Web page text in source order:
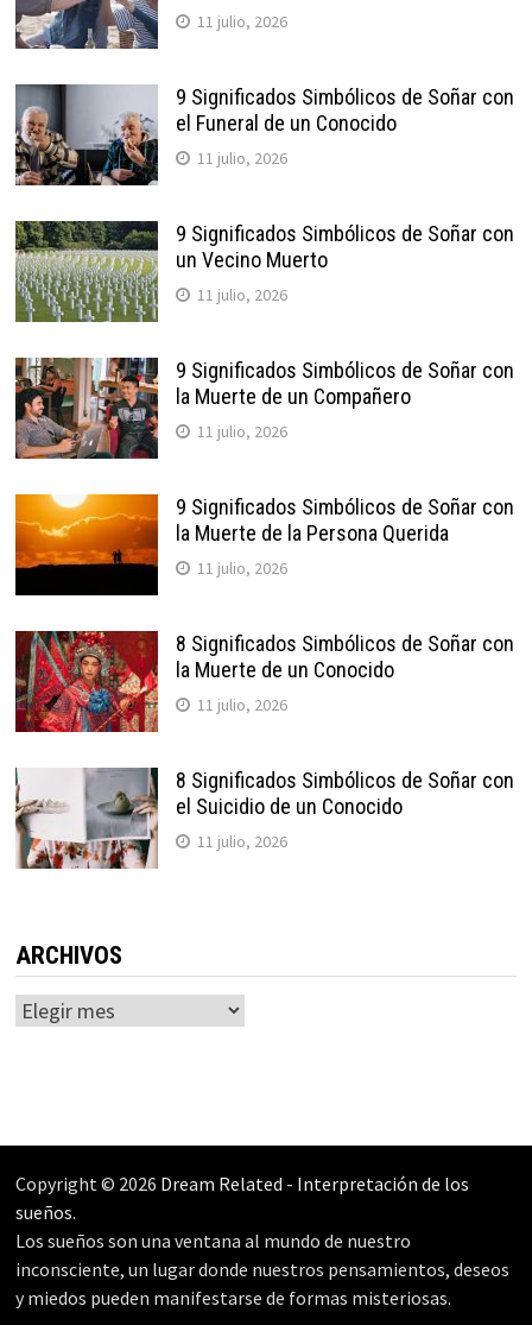
11 julio, 2026
9 Significados Simbólicos de Soñar con
el Funeral de un Conocido
11 julio, 2026
9 Significados Simbólicos de Soñar con
un Vecino Muerto
11 julio, 2026
9 Significados Simbólicos de Soñar con
la Muerte de un Compañero
11 julio, 2026
9 Significados Simbólicos de Soñar con
la Muerte de la Persona Querida
11 julio, 2026
8 Significados Simbólicos de Soñar con
la Muerte de un Conocido
11 julio, 2026
8 Significados Simbólicos de Soñar con
el Suicidio de un Conocido
11 julio, 2026
ARCHIVOS
Archivos
Copyright © 2026 Dream Related - Interpretación de los
sueños.
Los sueños son una ventana al mundo de nuestro
inconsciente, un lugar donde nuestros pensamientos, deseos
y miedos pueden manifestarse de formas misteriosas.